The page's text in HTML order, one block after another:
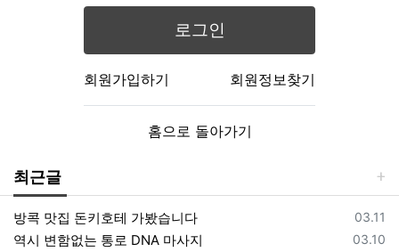
로그인
회원가입하기 회원정보찾기
홈으로 돌아가기
최근글
등록일
03.11
방콕 맛집 돈키호테 가봤습니다
등록일
03.10
역시 변함없는 통로 DNA 마사지